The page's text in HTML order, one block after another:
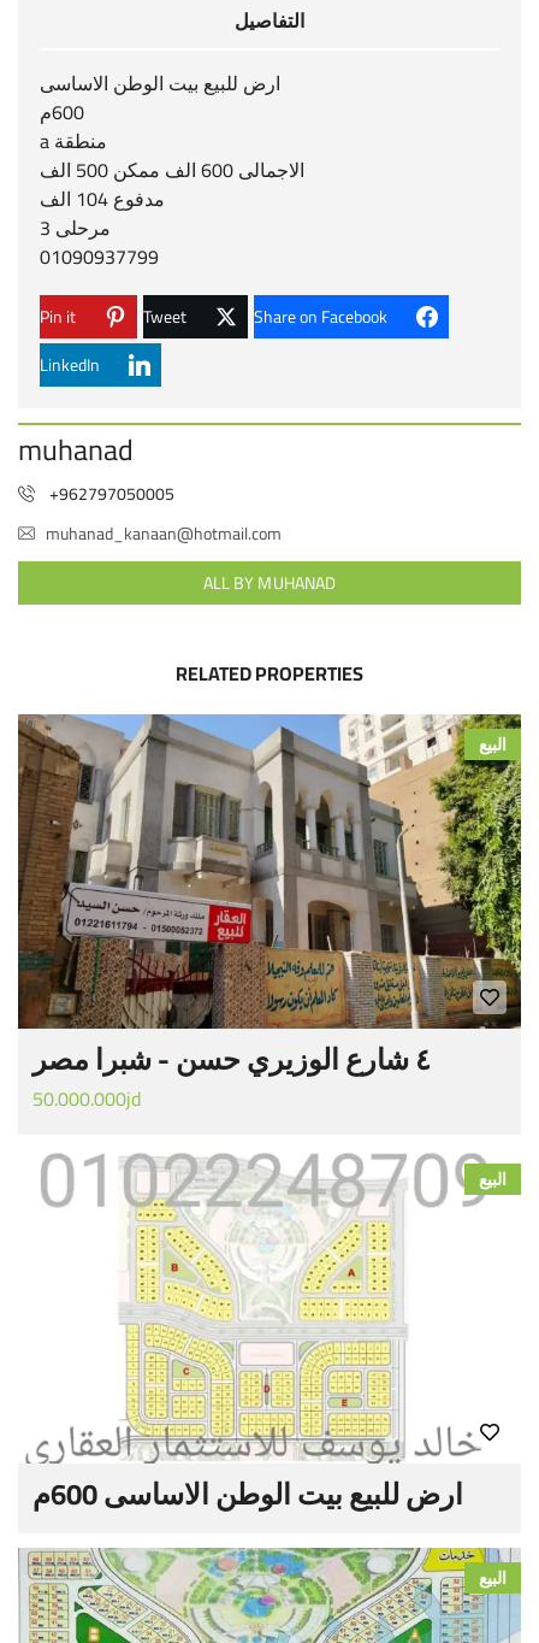
التفاصيل
ارض للبيع بيت الوطن الاساسى
600م
منطقة a
الاجمالى 600 الف ممكن 500 الف
مدفوع 104 الف
مرحلى 3
01090937799
Share on Facebook
Tweet
Pin it
LinkedIn
muhanad
+962797050005
muhanad_kanaan@hotmail.com
ALL BY MUHANAD
RELATED PROPERTIES
البيع
٤ شارع الوزيري حسن - شبرا مصر
50.000.000jd
البيع
ارض للبيع بيت الوطن الاساسى 600م
البيع